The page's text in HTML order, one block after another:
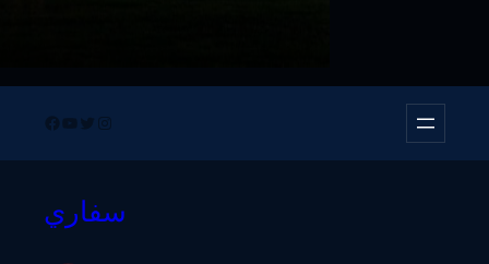
Facebook
YouTube
TwitterInstagram
سفاري